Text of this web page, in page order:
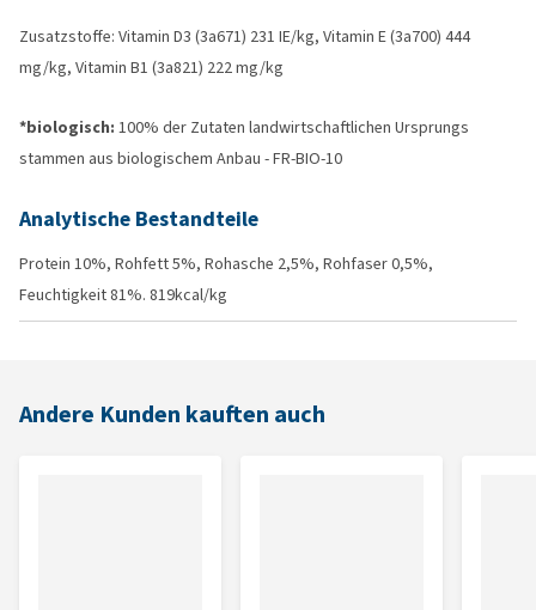
Zusatzstoffe: Vitamin D3 (3a671) 231 IE/kg, Vitamin E (3a700) 444
mg/kg, Vitamin B1 (3a821) 222 mg/kg
*biologisch: 100% der Zutaten landwirtschaftlichen Ursprungs
stammen aus biologischem Anbau - FR-BIO-10
Analytische Bestandteile
Protein 10%, Rohfett 5%, Rohasche 2,5%, Rohfaser 0,5%,
Feuchtigkeit 81%. 819kcal/kg
Andere Kunden kauften auch